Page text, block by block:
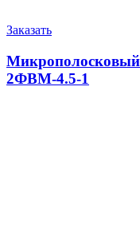
Заказать
Микрополосковый
2ФВМ-4.5-1